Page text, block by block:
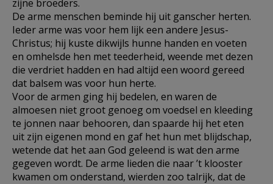
zijne broeders.
De arme menschen beminde hij uit ganscher herten.
Ieder arme was voor hem lijk een andere Jesus-
Christus; hij kuste dikwijls hunne handen en voeten
en omhelsde hen met teederheid, weende met dezen
die verdriet hadden en had altijd een woord gereed
dat balsem was voor hun herte.
Voor de armen ging hij bedelen, en waren de
almoesen niet groot genoeg om voedsel en kleeding
te jonnen naar behooren, dan spaarde hij het eten
uit zijn eigenen mond en gaf het hun met blijdschap,
wetende dat het aan God geleend is wat den arme
gegeven wordt. De arme lieden die naar ’t klooster
kwamen om onderstand, wierden zoo talrijk, dat de